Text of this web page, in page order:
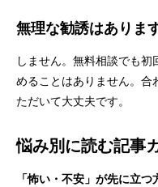
無理な勧誘はありま
しません。無料相談でも
めることはありません。合
ただいて大丈夫です。
悩み別に読む記事
「怖い・不安」が先に立つ